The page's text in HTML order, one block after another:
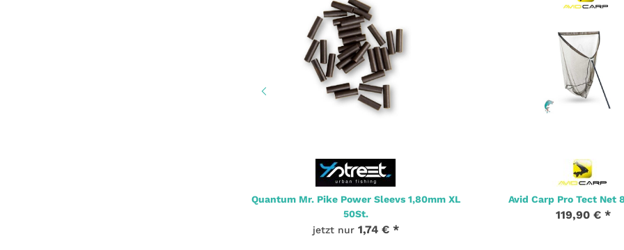
Quantum Mr. Pike Power Sleevs 1,80mm XL
50St.
jetzt nur 1,74 € *
Avid Carp Pro Tect Net
119,90 € *